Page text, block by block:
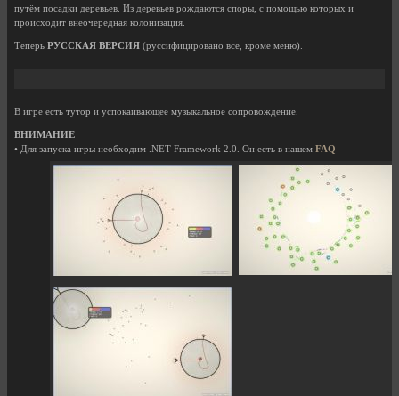
путём посадки деревьев. Из деревьев рождаются споры, с помощью которых и
происходит внеочередная колонизация.
Теперь РУССКАЯ ВЕРСИЯ (руссифицировано все, кроме меню).
В игре есть тутор и успокаивающее музыкальное сопровождение.
ВНИМАНИЕ
• Для запуска игры необходим .NET Framework 2.0. Он есть в нашем FAQ